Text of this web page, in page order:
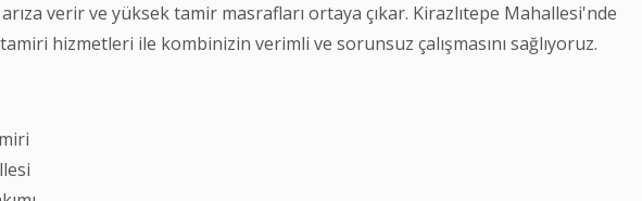
verir ve yüksek tamir masrafları ortaya çıkar. Kirazlıtepe Mahallesi'nde
hizmetleri ile kombinizin verimli ve sorunsuz çalışmasını sağlıyoruz.